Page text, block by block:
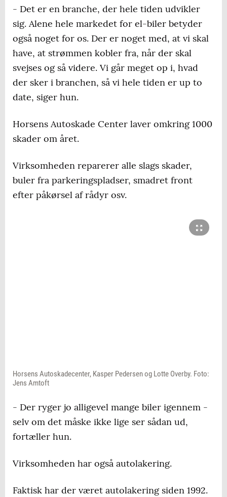
- Det er en branche, der hele tiden udvikler
sig. Alene hele markedet for el-biler betyder
også noget for os. Der er noget med, at vi skal
have, at strømmen kobler fra, når der skal
svejses og så videre. Vi går meget op i, hvad
der sker i branchen, så vi hele tiden er up to
date, siger hun.
Horsens Autoskade Center laver omkring 1000
skader om året.
Virksomheden reparerer alle slags skader,
buler fra parkeringspladser, smadret front
efter påkørsel af rådyr osv.
Horsens Autoskadecenter, Kasper Pedersen og Lotte Overby. Foto:
Jens Amtoft
- Der ryger jo alligevel mange biler igennem -
selv om det måske ikke lige ser sådan ud,
fortæller hun.
Virksomheden har også autolakering.
Faktisk har der været autolakering siden 1992.